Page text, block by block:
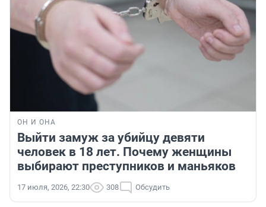
ОН И ОНА
Выйти замуж за убийцу девяти
человек в 18 лет. Почему женщины
выбирают преступников и маньяков
17 июля, 2026, 22:30 308 Обсудить